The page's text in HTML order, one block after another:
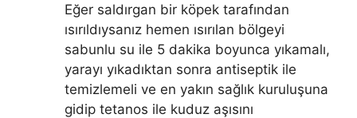
Eğer saldırgan bir köpek tarafından
ısırıldıysanız hemen ısırılan bölgeyi
sabunlu su ile 5 dakika boyunca yıkamalı,
yarayı yıkadıktan sonra antiseptik ile
temizlemeli ve en yakın sağlık kuruluşuna
gidip tetanos ile kuduz aşısını